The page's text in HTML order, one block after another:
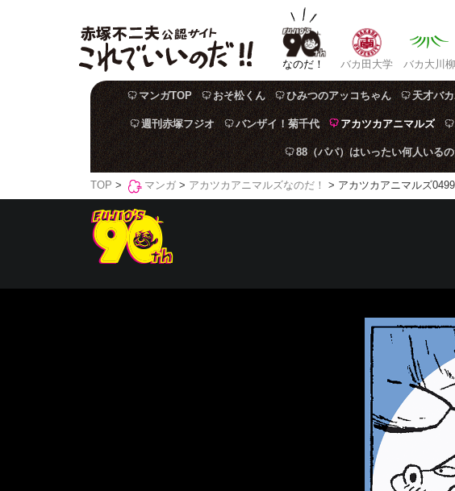
なのだ！ バカ田大学 バカ大川柳
マンガTOP おそ松くん ひみつのアッコちゃん 天才バ
週刊赤塚フジオ バンザイ！菊千代 アカツカアニマルズ
88（パパ）はいったい何人いるの
TOP > マンガ > アカツカアニマルズなのだ！ > アカツカアニマルズ0499